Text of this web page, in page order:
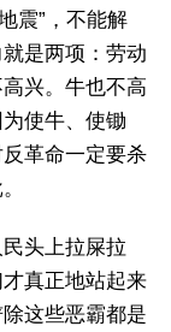
震”，不能解
是两项：劳动
兴。牛也不高
使牛、使锄
革命一定要杀
头上拉屎拉
真正地站起来
这些恶霸都是